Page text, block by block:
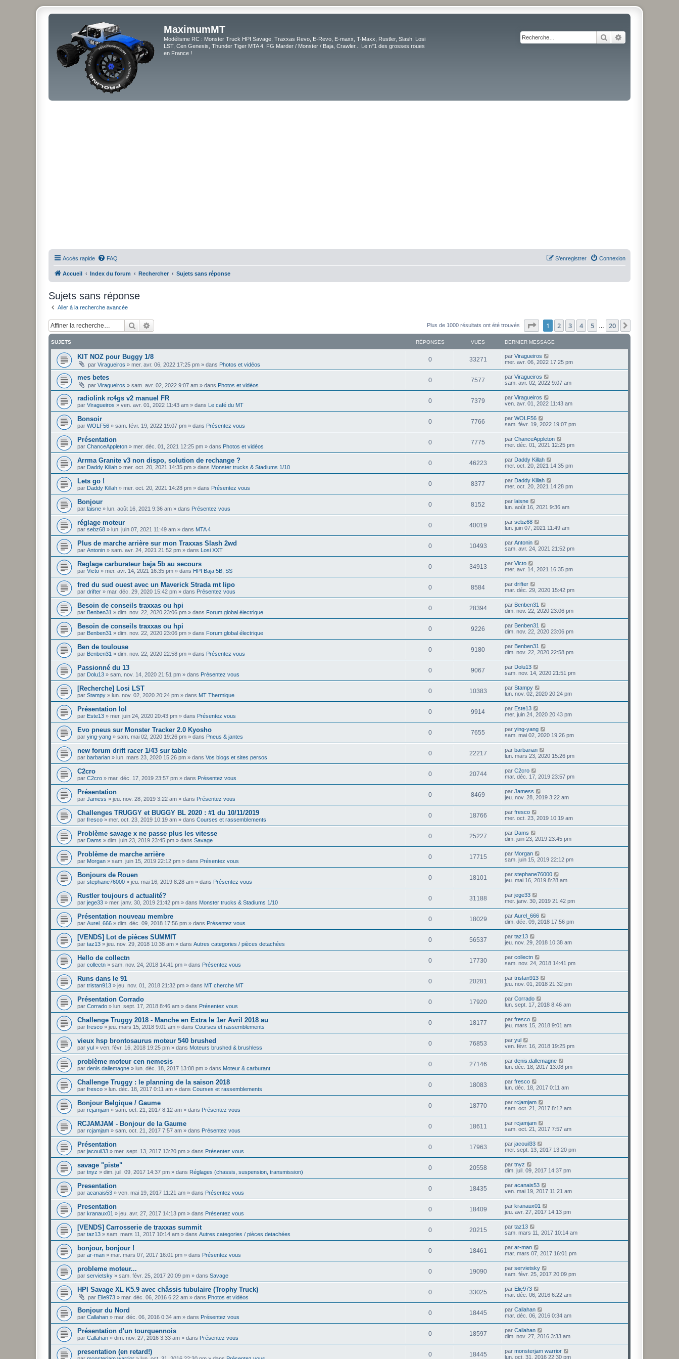
MaximumMT
Modélisme RC : Monster Truck HPI Savage, Traxxas Revo, E-Revo, E-maxx, T-Maxx, Rustler, Slash, Losi
LST, Cen Genesis, Thunder Tiger MTA 4, FG Marder / Monster / Baja, Crawler... Le n°1 des grosses roues
en France !
Rechercher
Accès rapide FAQ Connexion
S’enregistrer
Accueil Index du forum Rechercher Sujets sans réponse
Sujets sans réponse
Aller à la recherche avancée
Rechercher Plus de 1000 résultats ont été trouvés Page sur20
1 2 3 4 5 20
SUJETS RÉPONSES VUES DERNIER MESSAGE
KIT NOZ pour Buggy 1/8
par Viragueiros » mer. avr. 06, 2022 17:25 pm » dans Photos et vidéos
0 33271 par Viragueiros
mer. avr. 06, 2022 17:25 pm
mes betes
par Viragueiros » sam. avr. 02, 2022 9:07 am » dans Photos et vidéos
0 7577 par Viragueiros
sam. avr. 02, 2022 9:07 am
radiolink rc4gs v2 manuel FR
par Viragueiros » ven. avr. 01, 2022 11:43 am » dans Le café du MT
0 7379 par Viragueiros
ven. avr. 01, 2022 11:43 am
Bonsoir
par WOLF56 » sam. févr. 19, 2022 19:07 pm » dans Présentez vous
0 7766 par WOLF56
sam. févr. 19, 2022 19:07 pm
Présentation
par ChanceAppleton » mer. déc. 01, 2021 12:25 pm » dans Photos et vidéos
0 7775 par ChanceAppleton
mer. déc. 01, 2021 12:25 pm
Arrma Granite v3 non dispo, solution de rechange ?
par Daddy Killah » mer. oct. 20, 2021 14:35 pm » dans Monster trucks & Stadiums 1/10
0 46223 par Daddy Killah
mer. oct. 20, 2021 14:35 pm
Lets go !
par Daddy Killah » mer. oct. 20, 2021 14:28 pm » dans Présentez vous
0 8377 par Daddy Killah
mer. oct. 20, 2021 14:28 pm
Bonjour
par laisne » lun. août 16, 2021 9:36 am » dans Présentez vous
0 8152 par laisne
lun. août 16, 2021 9:36 am
réglage moteur
par sebz68 » lun. juin 07, 2021 11:49 am » dans MTA 4
0 40019 par sebz68
lun. juin 07, 2021 11:49 am
Plus de marche arrière sur mon Traxxas Slash 2wd
par Antonin » sam. avr. 24, 2021 21:52 pm » dans Losi XXT
0 10493 par Antonin
sam. avr. 24, 2021 21:52 pm
Reglage carburateur baja 5b au secours
par Victo » mer. avr. 14, 2021 16:35 pm » dans HPI Baja 5B, SS
0 34913 par Victo
mer. avr. 14, 2021 16:35 pm
fred du sud ouest avec un Maverick Strada mt lipo
par drifter » mar. déc. 29, 2020 15:42 pm » dans Présentez vous
0 8584 par drifter
mar. déc. 29, 2020 15:42 pm
Besoin de conseils traxxas ou hpi
par Benben31 » dim. nov. 22, 2020 23:06 pm » dans Forum global électrique
0 28394 par Benben31
dim. nov. 22, 2020 23:06 pm
Besoin de conseils traxxas ou hpi
par Benben31 » dim. nov. 22, 2020 23:06 pm » dans Forum global électrique
0 9226 par Benben31
dim. nov. 22, 2020 23:06 pm
Ben de toulouse
par Benben31 » dim. nov. 22, 2020 22:58 pm » dans Présentez vous
0 9180 par Benben31
dim. nov. 22, 2020 22:58 pm
Passionné du 13
par Dolu13 » sam. nov. 14, 2020 21:51 pm » dans Présentez vous
0 9067 par Dolu13
sam. nov. 14, 2020 21:51 pm
[Recherche] Losi LST
par Stampy » lun. nov. 02, 2020 20:24 pm » dans MT Thermique
0 10383 par Stampy
lun. nov. 02, 2020 20:24 pm
Présentation lol
par Este13 » mer. juin 24, 2020 20:43 pm » dans Présentez vous
0 9914 par Este13
mer. juin 24, 2020 20:43 pm
Evo pneus sur Monster Tracker 2.0 Kyosho
par ying-yang » sam. mai 02, 2020 19:26 pm » dans Pneus & jantes
0 7655 par ying-yang
sam. mai 02, 2020 19:26 pm
new forum drift racer 1/43 sur table
par barbarian » lun. mars 23, 2020 15:26 pm » dans Vos blogs et sites persos
0 22217 par barbarian
lun. mars 23, 2020 15:26 pm
C2cro
par C2cro » mar. déc. 17, 2019 23:57 pm » dans Présentez vous
0 20744 par C2cro
mar. déc. 17, 2019 23:57 pm
Présentation
par Jamess » jeu. nov. 28, 2019 3:22 am » dans Présentez vous
0 8469 par Jamess
jeu. nov. 28, 2019 3:22 am
Challenges TRUGGY et BUGGY BL 2020 : #1 du 10/11/2019
par fresco » mer. oct. 23, 2019 10:19 am » dans Courses et rassemblements
0 18766 par fresco
mer. oct. 23, 2019 10:19 am
Problème savage x ne passe plus les vitesse
par Dams » dim. juin 23, 2019 23:45 pm » dans Savage
0 25227 par Dams
dim. juin 23, 2019 23:45 pm
Problème de marche arrière
par Morgan » sam. juin 15, 2019 22:12 pm » dans Présentez vous
0 17715 par Morgan
sam. juin 15, 2019 22:12 pm
Bonjours de Rouen
par stephane76000 » jeu. mai 16, 2019 8:28 am » dans Présentez vous
0 18101 par stephane76000
jeu. mai 16, 2019 8:28 am
Rustler toujours d actualité?
par jege33 » mer. janv. 30, 2019 21:42 pm » dans Monster trucks & Stadiums 1/10
0 31188 par jege33
mer. janv. 30, 2019 21:42 pm
Présentation nouveau membre
par Aurel_666 » dim. déc. 09, 2018 17:56 pm » dans Présentez vous
0 18029 par Aurel_666
dim. déc. 09, 2018 17:56 pm
[VENDS] Lot de pièces SUMMIT
par taz13 » jeu. nov. 29, 2018 10:38 am » dans Autres categories / pièces detachées
0 56537 par taz13
jeu. nov. 29, 2018 10:38 am
Hello de collectn
par collectn » sam. nov. 24, 2018 14:41 pm » dans Présentez vous
0 17730 par collectn
sam. nov. 24, 2018 14:41 pm
Runs dans le 91
par tristan913 » jeu. nov. 01, 2018 21:32 pm » dans MT cherche MT
0 20281 par tristan913
jeu. nov. 01, 2018 21:32 pm
Présentation Corrado
par Corrado » lun. sept. 17, 2018 8:46 am » dans Présentez vous
0 17920 par Corrado
lun. sept. 17, 2018 8:46 am
Challenge Truggy 2018 - Manche en Extra le 1er Avril 2018 au
par fresco » jeu. mars 15, 2018 9:01 am » dans Courses et rassemblements
0 18177 par fresco
jeu. mars 15, 2018 9:01 am
vieux hsp brontosaurus moteur 540 brushed
par yul » ven. févr. 16, 2018 19:25 pm » dans Moteurs brushed & brushless
0 76853 par yul
ven. févr. 16, 2018 19:25 pm
problème moteur cen nemesis
par denis.dallemagne » lun. déc. 18, 2017 13:08 pm » dans Moteur & carburant
0 27146 par denis.dallemagne
lun. déc. 18, 2017 13:08 pm
Challenge Truggy : le planning de la saison 2018
par fresco » lun. déc. 18, 2017 0:11 am » dans Courses et rassemblements
0 18083 par fresco
lun. déc. 18, 2017 0:11 am
Bonjour Belgique / Gaume
par rcjamjam » sam. oct. 21, 2017 8:12 am » dans Présentez vous
0 18770 par rcjamjam
sam. oct. 21, 2017 8:12 am
RCJAMJAM - Bonjour de la Gaume
par rcjamjam » sam. oct. 21, 2017 7:57 am » dans Présentez vous
0 18611 par rcjamjam
sam. oct. 21, 2017 7:57 am
Présentation
par jacouil33 » mer. sept. 13, 2017 13:20 pm » dans Présentez vous
0 17963 par jacouil33
mer. sept. 13, 2017 13:20 pm
savage "piste"
par tnyz » dim. juil. 09, 2017 14:37 pm » dans Réglages (chassis, suspension, transmission)
0 20558 par tnyz
dim. juil. 09, 2017 14:37 pm
Presentation
par acanais53 » ven. mai 19, 2017 11:21 am » dans Présentez vous
0 18435 par acanais53
ven. mai 19, 2017 11:21 am
Presentation
par kranaux01 » jeu. avr. 27, 2017 14:13 pm » dans Présentez vous
0 18409 par kranaux01
jeu. avr. 27, 2017 14:13 pm
[VENDS] Carrosserie de traxxas summit
par taz13 » sam. mars 11, 2017 10:14 am » dans Autres categories / pièces detachées
0 20215 par taz13
sam. mars 11, 2017 10:14 am
bonjour, bonjour !
par ar-man » mar. mars 07, 2017 16:01 pm » dans Présentez vous
0 18461 par ar-man
mar. mars 07, 2017 16:01 pm
probleme moteur...
par servietsky » sam. févr. 25, 2017 20:09 pm » dans Savage
0 19090 par servietsky
sam. févr. 25, 2017 20:09 pm
HPI Savage XL K5.9 avec châssis tubulaire (Trophy Truck)
par Elie973 » mar. déc. 06, 2016 6:22 am » dans Photos et vidéos
0 33025 par Elie973
mar. déc. 06, 2016 6:22 am
Bonjour du Nord
par Callahan » mar. déc. 06, 2016 0:34 am » dans Présentez vous
0 18445 par Callahan
mar. déc. 06, 2016 0:34 am
Présentation d'un tourquennois
par Callahan » dim. nov. 27, 2016 3:33 am » dans Présentez vous
0 18597 par Callahan
dim. nov. 27, 2016 3:33 am
presentation (en retard!) 0 18445 par monsterjam warrior
lun. oct. 31, 2016 22:30 pm